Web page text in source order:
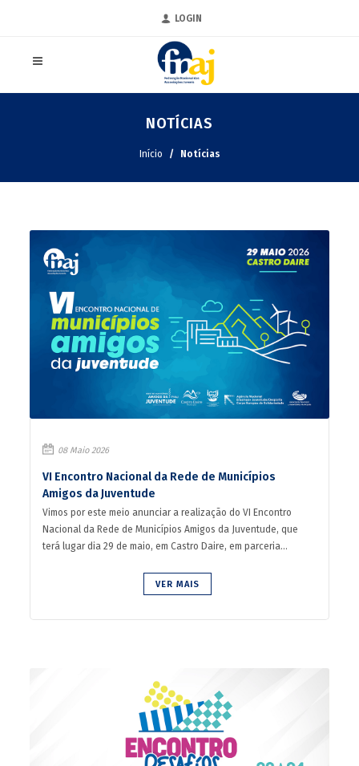
LOGIN
NOTÍCIAS
Início Notícias
08 Maio 2026
VI Encontro Nacional da Rede de Municípios
Amigos da Juventude
Vimos por este meio anunciar a realização do VI Encontro
Nacional da Rede de Municípios Amigos da Juventude, que
terá lugar dia 29 de maio, em Castro Daire, em parceria...
VER MAIS